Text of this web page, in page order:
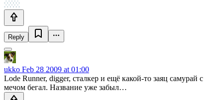
Reply
ukko Feb 28 2009 at 01:00
Lode Runner, digger, сталкер и ещё какой-то заяц самурай с
мечом бегал. Название уже забыл…